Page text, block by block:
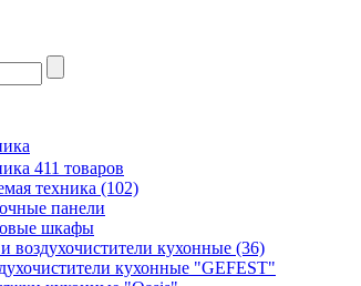
411 товаров
техника (102)
панели
шкафы
воздухочистители кухонные (36)
кухонные "GEFEST"